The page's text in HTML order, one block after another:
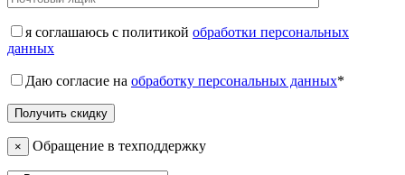
я соглашаюсь с политикой обработки персональных
данных
Даю согласие на обработку персональных данных*
× Обращение в техподдержку